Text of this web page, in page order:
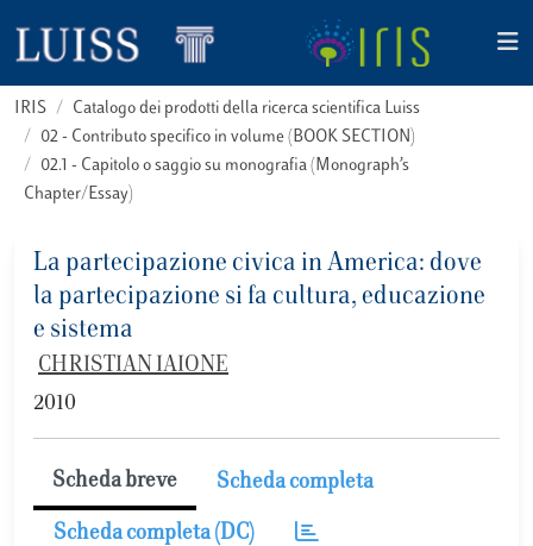
IRIS
Catalogo dei prodotti della ricerca scientifica Luiss
02 - Contributo specifico in volume (BOOK SECTION)
02.1 - Capitolo o saggio su monografia (Monograph’s
Chapter/Essay)
La partecipazione civica in America: dove
la partecipazione si fa cultura, educazione
e sistema
CHRISTIAN IAIONE
2010
Scheda breve Scheda completa
Scheda completa (DC)